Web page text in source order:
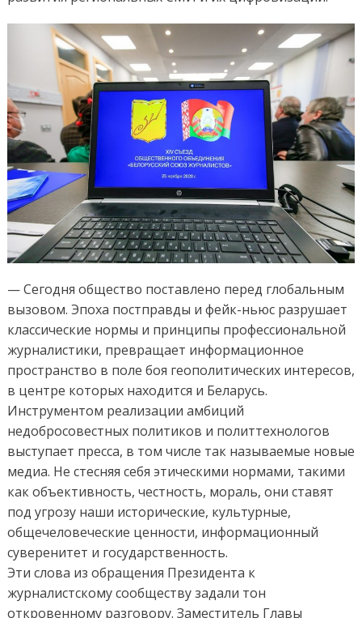
— Сегодня общество поставлено перед глобальным
вызовом. Эпоха постправды и фейк-ньюс разрушает
классические нормы и принципы профессиональной
журналистики, превращает информационное
пространство в поле боя геополитических интересов,
в центре которых находится и Беларусь.
Инструментом реализации амбиций
недобросовестных политиков и политтехнологов
выступает пресса, в том числе так называемые новые
медиа. Не стесняя себя этическими нормами, такими
как объективность, честность, мораль, они ставят
под угрозу наши исторические, культурные,
общечеловеческие ценности, информационный
суверенитет и государственность.
Эти слова из обращения Президента к
журналистскому сообществу задали тон
откровенному разговору. Заместитель Главы